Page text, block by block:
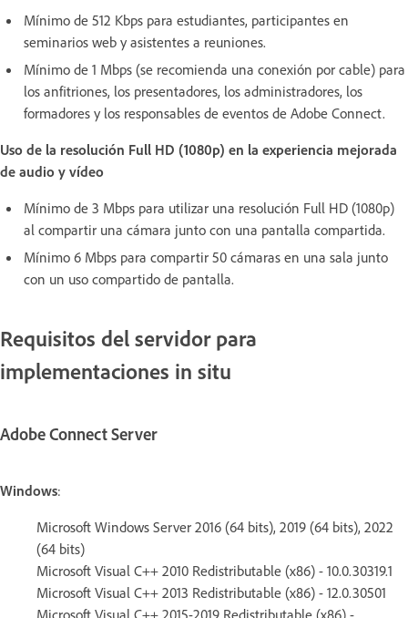
Mínimo de 512 Kbps para estudiantes, participantes en
seminarios web y asistentes a reuniones.
Mínimo de 1 Mbps (se recomienda una conexión por cable) para
los anfitriones, los presentadores, los administradores, los
formadores y los responsables de eventos de Adobe Connect.
Uso de la resolución Full HD (1080p) en la experiencia mejorada
de audio y vídeo
Mínimo de 3 Mbps para utilizar una resolución Full HD (1080p)
al compartir una cámara junto con una pantalla compartida.
Mínimo 6 Mbps para compartir 50 cámaras en una sala junto
con un uso compartido de pantalla.
Requisitos del servidor para
implementaciones in situ
Adobe Connect Server
Windows:
Microsoft Windows Server 2016 (64 bits), 2019 (64 bits), 2022
(64 bits)
Microsoft Visual C++ 2010 Redistributable (x86) - 10.0.30319.1
Microsoft Visual C++ 2013 Redistributable (x86) - 12.0.30501